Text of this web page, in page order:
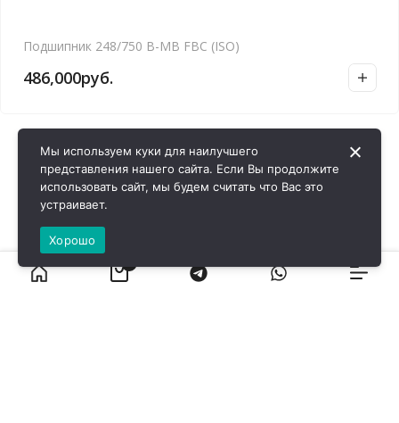
Подшипник 248/750 B-MB FBC (ISO)
486,000руб.
Мы используем куки для наилучшего
представления нашего сайта. Если Вы продолжите
использовать сайт, мы будем считать что Вас это
устраивает.
Хорошо